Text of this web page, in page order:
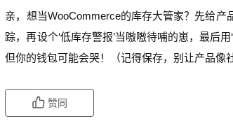
亲，想当WooCommerce的库存大管家？先给产
踪，再设个‘低库存警报’当嗷嗷待哺的崽，最后
但你的钱包可能会哭！（记得保存，别让产品像社
赞同